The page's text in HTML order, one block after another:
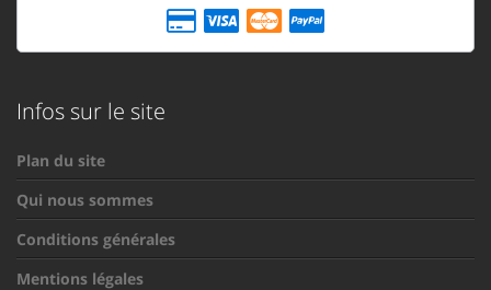
Infos sur le site
Plan du site
Qui nous sommes
Conditions générales
Mentions légales